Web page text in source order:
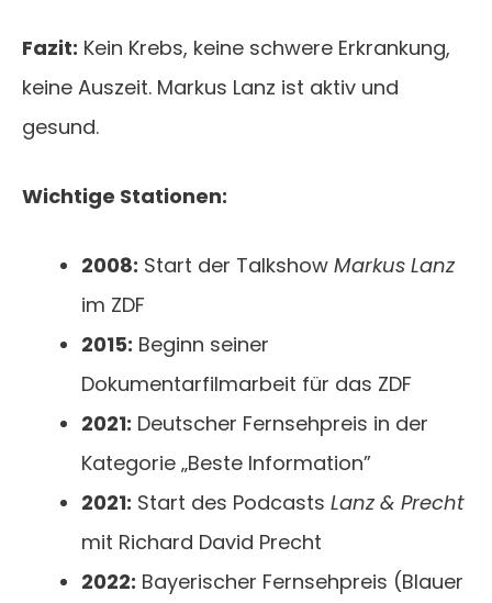
Fazit: Kein Krebs, keine schwere Erkrankung,
keine Auszeit. Markus Lanz ist aktiv und
gesund.
Wichtige Stationen:
2008: Start der Talkshow Markus Lanz
im ZDF
2015: Beginn seiner
Dokumentarfilmarbeit für das ZDF
2021: Deutscher Fernsehpreis in der
Kategorie „Beste Information”
2021: Start des Podcasts Lanz & Precht
mit Richard David Precht
2022: Bayerischer Fernsehpreis (Blauer